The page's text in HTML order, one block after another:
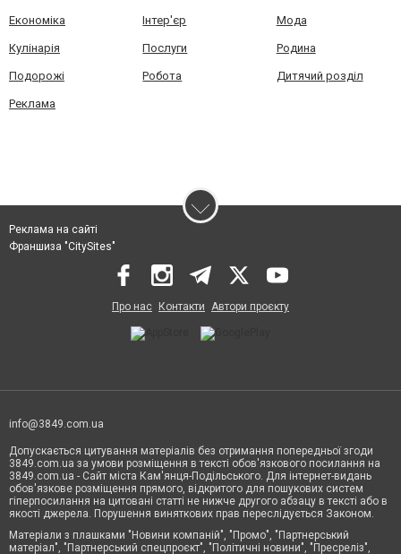
Економіка Інтер'єр Мода
Кулінарія Послуги Родина
Подорожі Робота Дитячий розділ
Реклама
Реклама на сайті
Франшиза "CitySites"
Про нас Контакти Автори проєкту
info@3849.com.ua
Допускається цитування матеріалів без отримання попередньої згоди
3849.com.ua за умови розміщення в тексті обов'язкового посилання на
3849.com.ua - Сайт міста Кам'янця-Подільського. Для інтернет-видань
обов'язкове розміщення прямого, відкритого для пошукових систем
гіперпосилання на цитовані статті не нижче другого абзацу в тексті або в
якості джерела. Порушення виняткових прав переслідується Законом.
Матеріали з плашками "Новини компаній", "Промо", "Партнерський
матеріал", "Партнерський спецпроєкт", "Політичні новини", "Пресреліз",